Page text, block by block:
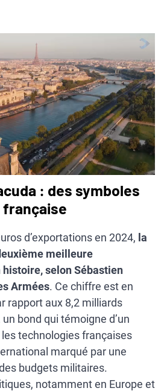
: des symboles
française
d’exportations en 2024, la
meilleure
selon Sébastien
Armées. Ce chiffre est en
rapport aux 8,2 milliards
bond qui témoigne d’un
les technologies françaises
marqué par une
budgets militaires.
notamment en Europe et